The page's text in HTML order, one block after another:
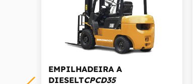
EMPILHADEIRA A
DIESELTCPCD35